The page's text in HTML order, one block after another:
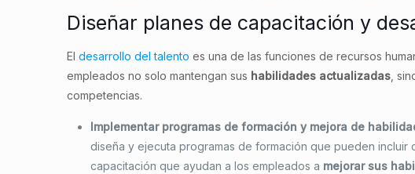
Diseñar planes de capacitación y
Eldesarrollo del talento es una de las funciones de recursos
empleados no solo mantengan sus habilidades actualizadas ,
competencias.
Implementar programas de formación y mejora de
diseña y ejecuta programas de formación que pueden
capacitación que ayudan a los empleados a mejorar sus